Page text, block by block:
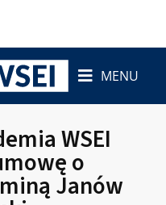
MENU
WSEI
o
Janów